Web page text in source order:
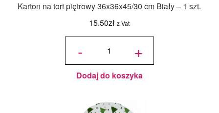
Karton na tort piętrowy 36x36x45/30 cm Biały – 1 szt.
15.50zł z Vat
-
ilość Karton
36x36x45/30
cm Biały - 1
szt. +
Dodaj do koszyka